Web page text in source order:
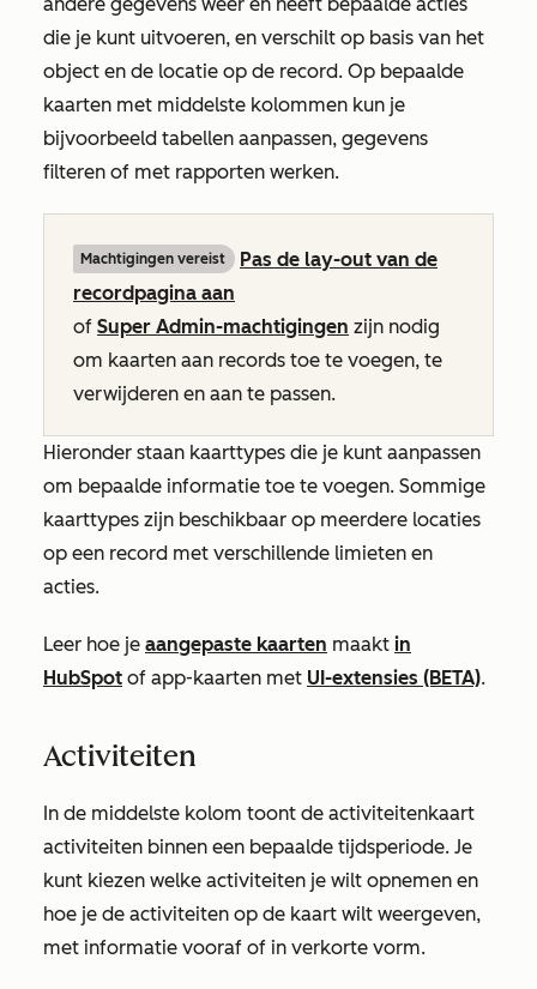
die je kunt uitvoeren, en verschilt op basis van het
object en de locatie op de record. Op bepaalde
kaarten met middelste kolommen kun je
bijvoorbeeld tabellen aanpassen, gegevens
filteren of met rapporten werken.
Machtigingen vereist
Pas de lay-out van de
recordpagina aan
of Super Admin-machtigingen zijn nodig
om kaarten aan records toe te voegen, te
verwijderen en aan te passen.
Hieronder staan kaarttypes die je kunt aanpassen
om bepaalde informatie toe te voegen. Sommige
kaarttypes zijn beschikbaar op meerdere locaties
op een record met verschillende limieten en
acties.
Leer hoe je aangepaste kaarten maakt in
HubSpot of app-kaarten met UI-extensies (BETA).
Activiteiten
In de middelste kolom toont de activiteitenkaart
activiteiten binnen een bepaalde tijdsperiode. Je
kunt kiezen welke activiteiten je wilt opnemen en
hoe je de activiteiten op de kaart wilt weergeven,
met informatie vooraf of in verkorte vorm.